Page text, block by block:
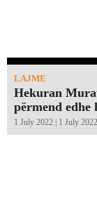
LAJME
Hekuran
përmend edhe
1 July 2022 | 1 July 2022